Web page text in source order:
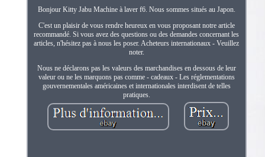
Bonjour Kitty Jabu Machine à laver f6. Nous sommes situés au Japon.
C'est un plaisir de vous rendre heureux en vous proposant notre article
recommandé. Si vous avez des questions ou des demandes concernant les
articles, n'hésitez pas à nous les poser. Acheteurs internationaux - Veuillez
noter.
Nous ne déclarons pas les valeurs des marchandises en dessous de leur
valeur ou ne les marquons pas comme - cadeaux - Les réglementations
gouvernementales américaines et internationales interdisent de telles
pratiques.